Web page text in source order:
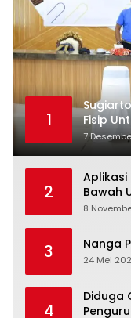
1
Fisip
7
2
Aplikasi
Bawah
8
3 Nanga
24 Mei
4
Diduga